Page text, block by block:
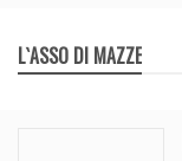
L`ASSO DI MAZZE